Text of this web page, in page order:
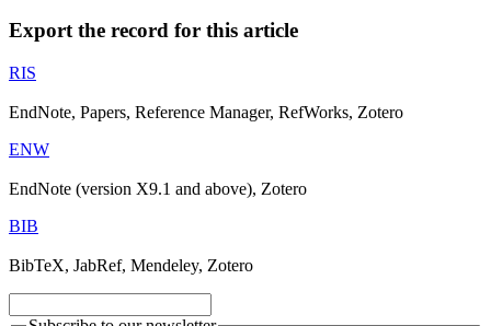
Export the record for this article
RIS
EndNote, Papers, Reference Manager, RefWorks, Zotero
ENW
EndNote (version X9.1 and above), Zotero
BIB
BibTeX, JabRef, Mendeley, Zotero